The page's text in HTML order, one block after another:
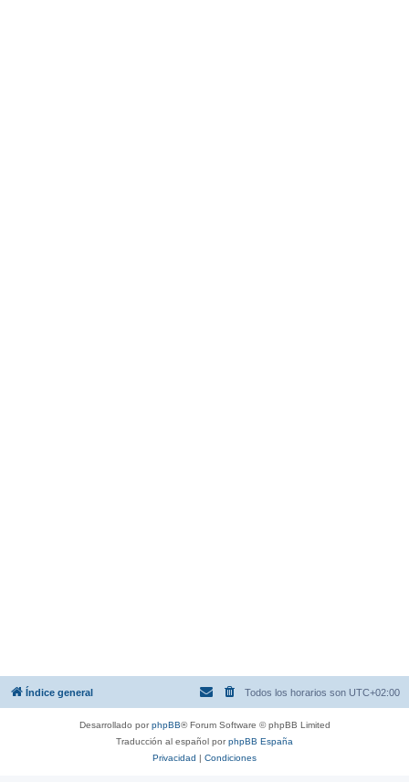
Índice general Todos los horarios son UTC+02:00
Desarrollado porphpBB® Forum Software © phpBB Limited
Traducción al español porphpBB España
Privacidad | Condiciones